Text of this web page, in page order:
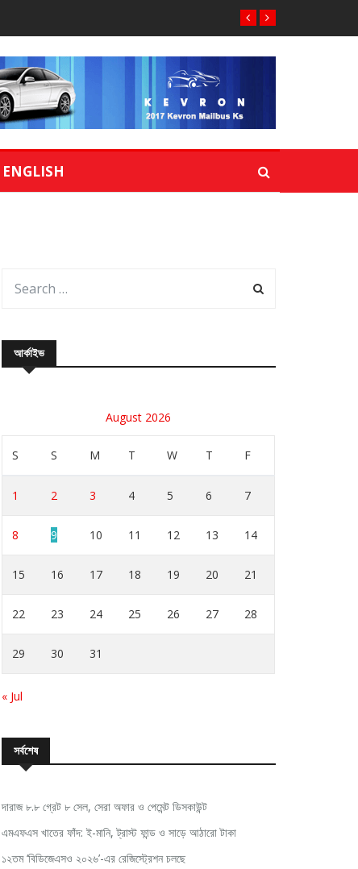
ENGLISH
আর্কাইভ
August 2026
S S M T W T F
1 2 3 4 5 6 7
8 9 10 11 12 13 14
15 16 17 18 19 20 21
22 23 24 25 26 27 28
29 30 31
« Jul
সর্বশেষ
দারাজ ৮.৮ গ্রেট ৮ সেল, সেরা অফার ও পেমেন্ট ডিসকাউন্ট
এমএফএস খাতের ফাঁদ: ই-মানি, ট্রাস্ট ফান্ড ও সাড়ে আঠারো টাকা
১২তম ‘বিডিজেএসও ২০২৬’-এর রেজিস্ট্রেশন চলছে